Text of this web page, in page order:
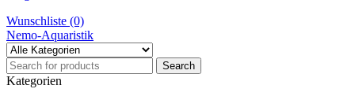
Wunschliste (0)
Nemo-Aquaristik
Kategorien